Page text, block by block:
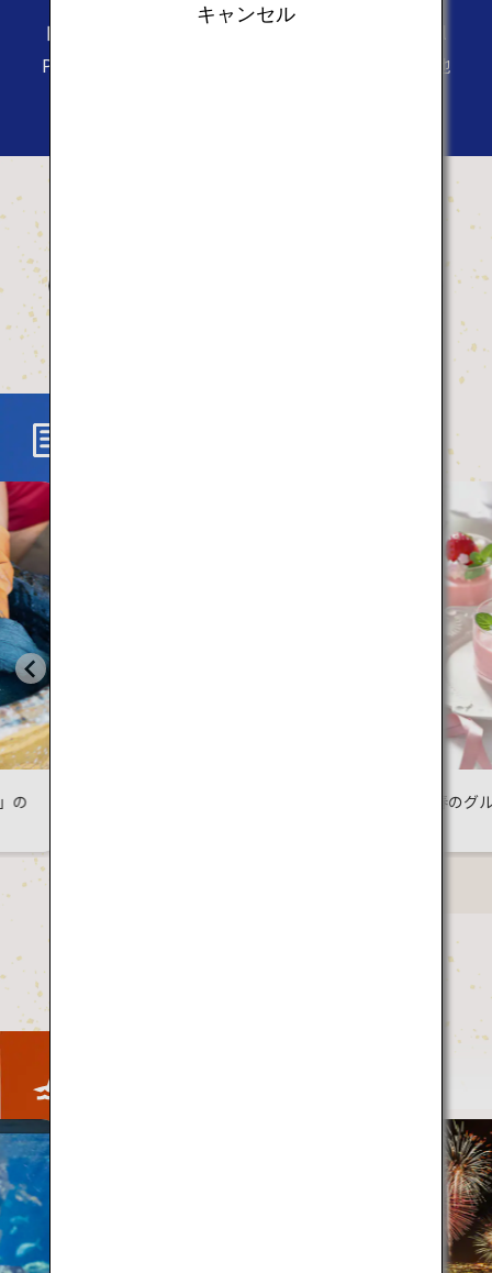
日本の魅力や情報を発信するサイト「Japan Travel
Planner」
自然や食、アクティビティを通して、各地
れる、森
日本
景色
自然
むグ
キャンセル